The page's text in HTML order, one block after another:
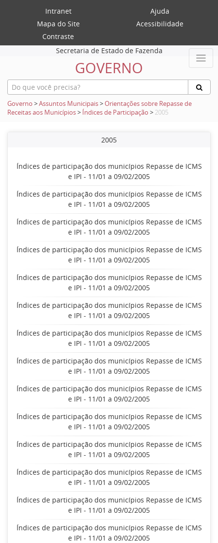
Intranet
Ajuda
Mapa do Site
Acessibilidade
Contraste
Secretaria de Estado de Fazenda
GOVERNO
Governo >Assuntos Municipais>Orientações sobre Repasse de
Receitas aos Municípios> Índices de Participação > 2005
2005
Índices de participação dos municípios Repasse de ICMS
e IPI - 11/01 a 09/02/2005
Índices de participação dos municípios Repasse de ICMS
e IPI - 11/01 a 09/02/2005
Índices de participação dos municípios Repasse de ICMS
e IPI - 11/01 a 09/02/2005
Índices de participação dos municípios Repasse de ICMS
e IPI - 11/01 a 09/02/2005
Índices de participação dos municípios Repasse de ICMS
e IPI - 11/01 a 09/02/2005
Índices de participação dos municípios Repasse de ICMS
e IPI - 11/01 a 09/02/2005
Índices de participação dos municípios Repasse de ICMS
e IPI - 11/01 a 09/02/2005
Índices de participação dos municípios Repasse de ICMS
e IPI - 11/01 a 09/02/2005
Índices de participação dos municípios Repasse de ICMS
e IPI - 11/01 a 09/02/2005
Índices de participação dos municípios Repasse de ICMS
e IPI - 11/01 a 09/02/2005
Índices de participação dos municípios Repasse de ICMS
e IPI - 11/01 a 09/02/2005
Índices de participação dos municípios Repasse de ICMS
e IPI - 11/01 a 09/02/2005
Índices de participação dos municípios Repasse de ICMS
e IPI - 11/01 a 09/02/2005
Índices de participação dos municípios Repasse de ICMS
e IPI - 11/01 a 09/02/2005